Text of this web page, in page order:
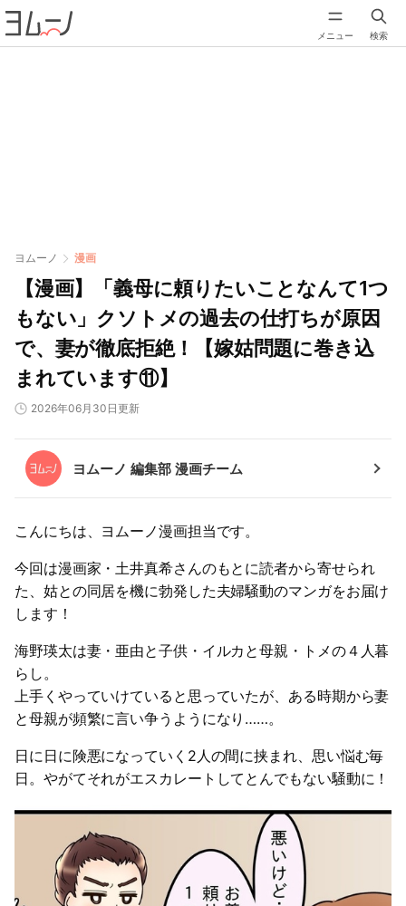
メニュー 検索
ヨムーノ 漫画
【漫画】「義母に頼りたいことなんて1つ
もない」クソトメの過去の仕打ちが原因
で、妻が徹底拒絶！【嫁姑問題に巻き込
まれています⑪】
2026年06月30日更新
ヨムーノ 編集部 漫画チーム
こんにちは、ヨムーノ漫画担当です。
今回は漫画家・土井真希さんのもとに読者から寄せられ
た、姑との同居を機に勃発した夫婦騒動のマンガをお届け
します！
海野瑛太は妻・亜由と子供・イルカと母親・トメの４人暮
らし。
上手くやっていけていると思っていたが、ある時期から妻
と母親が頻繁に言い争うようになり……。
日に日に険悪になっていく2人の間に挟まれ、思い悩む毎
日。やがてそれがエスカレートしてとんでもない騒動に！